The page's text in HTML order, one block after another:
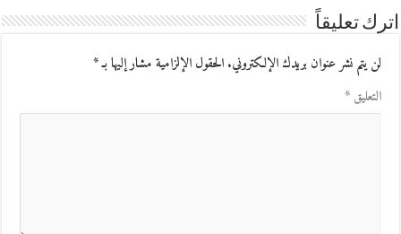
اترك تعليقاً
لن يتم نشر عنوان بريدك الإلكتروني.الحقول الإلزامية مشار إليها بـ*
التعليق*